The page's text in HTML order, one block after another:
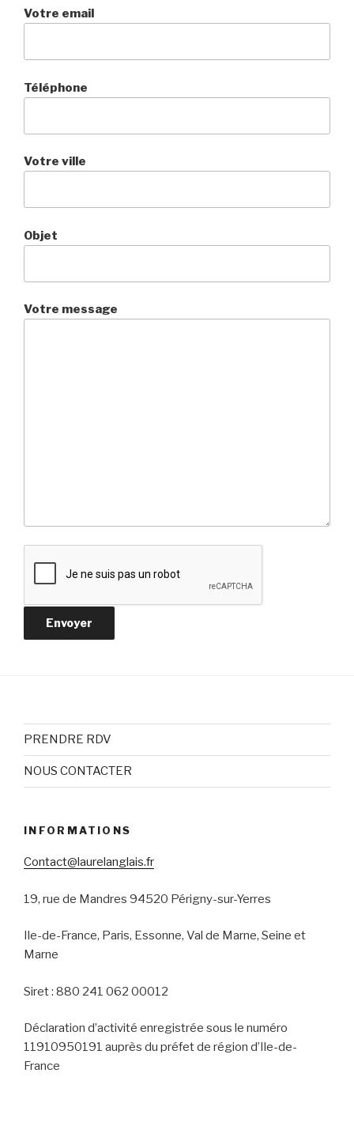
Votre email
Téléphone
Votre ville
Objet
Votre message
PRENDRE RDV
NOUS CONTACTER
INFORMATIONS
Contact@laurelanglais.fr
19, rue de Mandres 94520 Périgny-sur-Yerres
Ile-de-France, Paris, Essonne, Val de Marne, Seine et
Marne
Siret : 880 241 062 00012
Déclaration d’activité enregistrée sous le numéro
11910950191 auprès du préfet de région d’Ile-de-
France